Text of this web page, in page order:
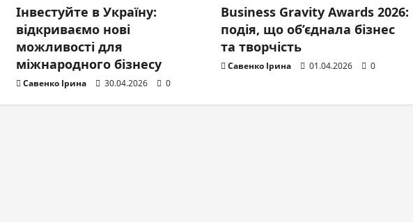
Інвестуйте в Україну:
відкриваємо нові
можливості для
міжнародного бізнесу
Савенко Ірина 30.04.2026 0
Business Gravity Awards 2026:
подія, що об’єднала бізнес
та творчість
Савенко Ірина 01.04.2026 0